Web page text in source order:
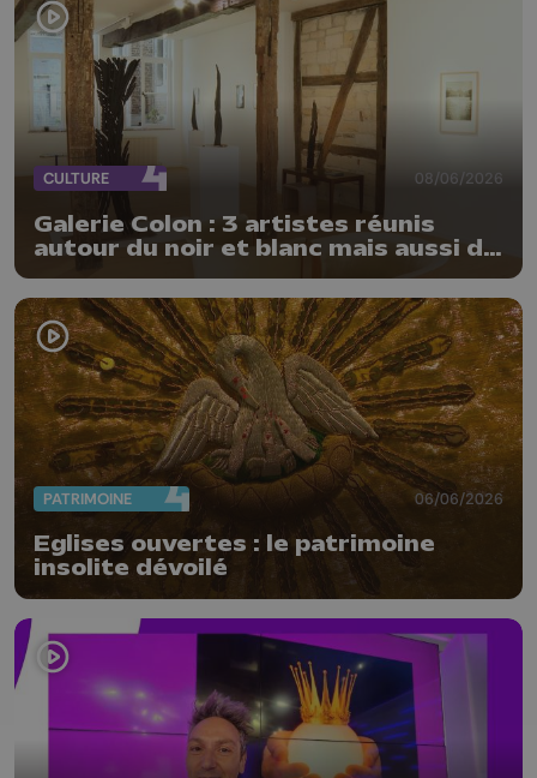
CULTURE 08/06/2026
Galerie Colon : 3 artistes réunis
autour du noir et blanc mais aussi de
la matière
PATRIMOINE 06/06/2026
Eglises ouvertes : le patrimoine
insolite dévoilé